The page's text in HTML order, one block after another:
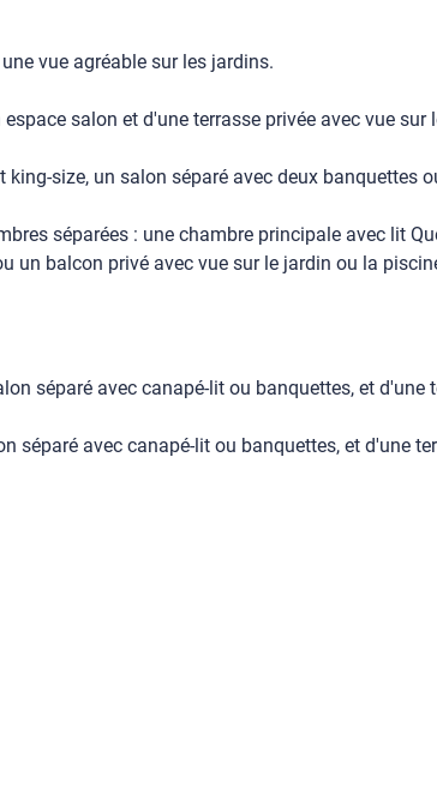
vue agréable sur les jardins.
salon et d'une terrasse privée avec vue sur
size, un salon séparé avec deux banquettes
séparées : une chambre principale avec lit
un balcon privé avec vue sur le jardin ou la
séparé avec canapé-lit ou banquettes, et d'une
séparé avec canapé-lit ou banquettes, et d'une